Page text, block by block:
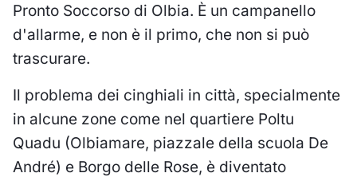
Pronto Soccorso di Olbia. È un campanello
d'allarme, e non è il primo, che non si può
trascurare.
Il problema dei cinghiali in città, specialmente
in alcune zone come nel quartiere Poltu
Quadu (Olbiamare, piazzale della scuola De
André) e Borgo delle Rose, è diventato